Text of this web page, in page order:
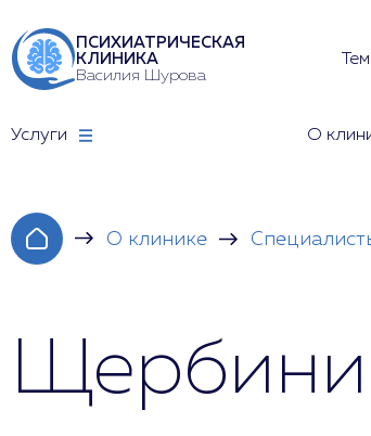
ПСИХИАТРИЧЕСКАЯ
КЛИНИКА
Василия Шурова
Услуги О
О клинике